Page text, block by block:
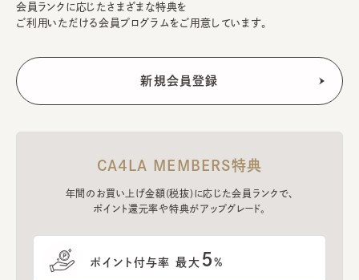
会員ランクに応じたさまざまな特典を
ご利用いただける会員プログラムをご用意しています。
CA4LA MEMBERS特典
年間のお買い上げ金額(税抜)に応じた会員ランクで、
ポイント還元率や特典がアップグレード。
ポイント付与率 最大 5%